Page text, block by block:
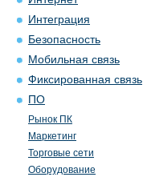
Интеграция
Безопасность
Мобильная связь
Фиксированная связь
ПО
Рынок ПК
Маркетинг
Торговые сети
Оборудование